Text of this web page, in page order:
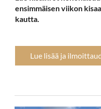
ensimmäisen viikon
kautta.
Lue lisää ja